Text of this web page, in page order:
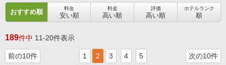
おすすめ順 料金
安い順
料金
高い順
評価
高い順
ホテルランク
順
189件中 11-20件表示
前の10件 1 2 3 4 5 次の10件